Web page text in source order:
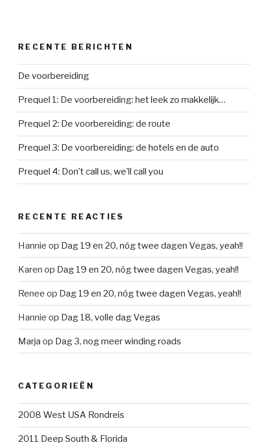
RECENTE BERICHTEN
De voorbereiding
Prequel 1: De voorbereiding: het leek zo makkelijk…
Prequel 2: De voorbereiding: de route
Prequel 3: De voorbereiding: de hotels en de auto
Prequel 4: Don’t call us, we’ll call you
RECENTE REACTIES
Hannie op Dag 19 en 20, nóg twee dagen Vegas, yeah!!
Karen op Dag 19 en 20, nóg twee dagen Vegas, yeah!!
Renee op Dag 19 en 20, nóg twee dagen Vegas, yeah!!
Hannie op Dag 18, volle dag Vegas
Marja op Dag 3, nog meer winding roads
CATEGORIEËN
2008 West USA Rondreis
2011 Deep South & Florida